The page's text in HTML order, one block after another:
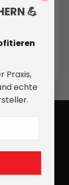
💪
Praxis,
echte